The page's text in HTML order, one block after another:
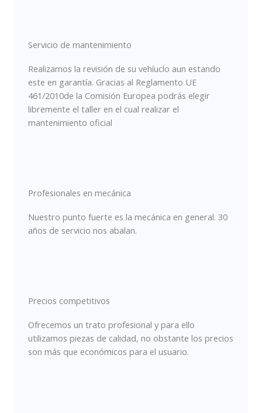
Servicio de mantenimiento
Realizamos la revisión de su vehíuclo aun estando
este en garantía. Gracias al Reglamento UE
461/2010de la Comisión Europea podrás elegir
libremente el taller en el cual realizar el
mantenimiento oficial
Profesionales en mecánica
Nuestro punto fuerte es la mecánica en general. 30
años de servicio nos abalan.
Precios competitivos
Ofrecemos un trato profesional y para ello
utilizamos piezas de calidad, no obstante los precios
son más que económicos para el usuario.